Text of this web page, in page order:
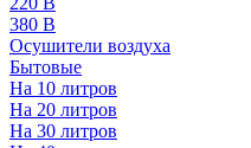
380 В
Осушители воздуха
Бытовые
На 10 литров
На 20 литров
На 30 литров